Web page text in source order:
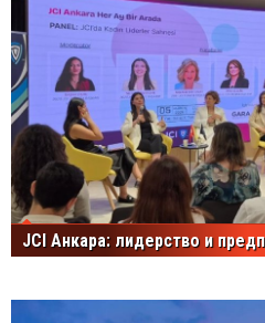
JCI Анкара: лидерство и